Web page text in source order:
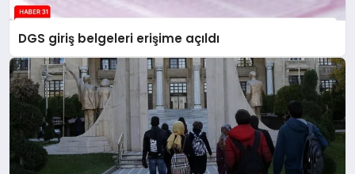
DGS giriş belgeleri erişime açıldı